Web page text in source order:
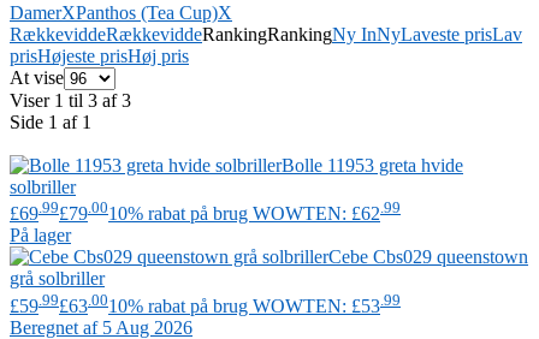
DamerXPanthos (Tea Cup)X
RækkeviddeRækkeviddeRankingRankingNy InNyLaveste prisLav
prisHøjeste prisHøj pris
At vise
Viser 1 til 3 af 3
Side 1 af 1
Bolle 11953 greta hvide
solbriller
£69 .99£79 .0010% rabat på brug WOWTEN: £62 .99
På lager
Cebe Cbs029 queenstown
grå solbriller
£59 .99£63 .0010% rabat på brug WOWTEN: £53 .99
Beregnet af 5 Aug 2026